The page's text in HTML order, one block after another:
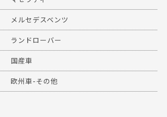
メルセデスベンツ
ランドローバー
国産車
欧州車-その他